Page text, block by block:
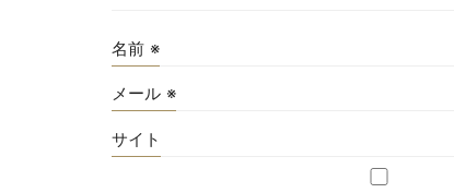
名前 ※
メール ※
サイト